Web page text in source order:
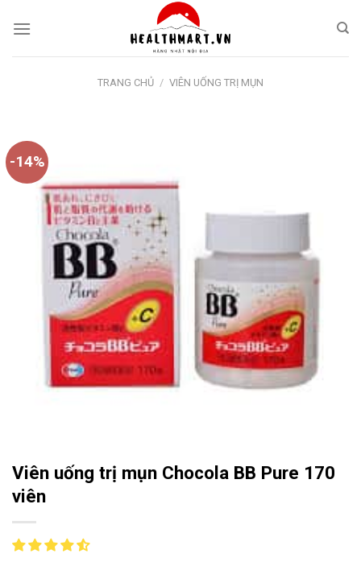
TRANG CHỦ / VIÊN UỐNG TRỊ MỤN
-14%
Viên uống trị mụn Chocola BB Pure 170
viên